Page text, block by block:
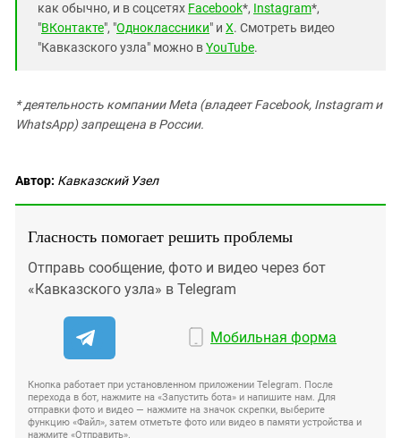
как обычно, и в соцсетях Facebook*, Instagram*,
"ВКонтакте", "Одноклассники" и X. Смотреть видео
"Кавказского узла" можно вYouTube.
* деятельность компании Meta (владеет Facebook, Instagram и
WhatsApp) запрещена в России.
Автор: Кавказский Узел
Гласность помогает решить проблемы
Отправь сообщение, фото и видео через бот
«Кавказского узла» в Telegram
Мобильная форма
Кнопка работает при установленном приложении Telegram. После
перехода в бот, нажмите на «Запустить бота» и напишите нам. Для
отправки фото и видео — нажмите на значок скрепки, выберите
функцию «Файл», затем отметьте фото или видео в памяти устройства и
нажмите «Отправить».